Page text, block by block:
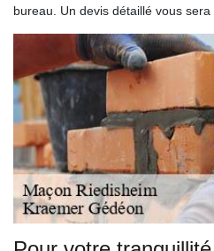
bureau. Un devis détaillé vous